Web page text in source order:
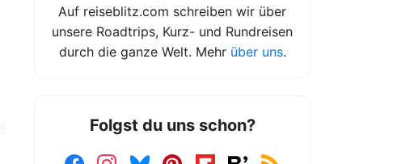
Auf reiseblitz.com schreiben wir über
unsere Roadtrips, Kurz- und Rundreisen
durch die ganze Welt. Mehr über uns.
Folgst du uns schon?